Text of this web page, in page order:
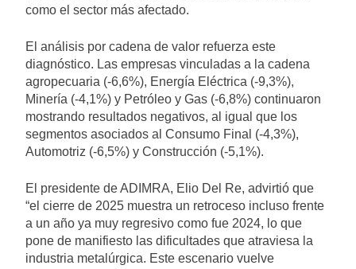
como el sector más afectado.
El análisis por cadena de valor refuerza este
diagnóstico. Las empresas vinculadas a la cadena
agropecuaria (-6,6%), Energía Eléctrica (-9,3%),
Minería (-4,1%) y Petróleo y Gas (-6,8%) continuaron
mostrando resultados negativos, al igual que los
segmentos asociados al Consumo Final (-4,3%),
Automotriz (-6,5%) y Construcción (-5,1%).
El presidente de ADIMRA, Elio Del Re, advirtió que
“el cierre de 2025 muestra un retroceso incluso frente
a un año ya muy regresivo como fue 2024, lo que
pone de manifiesto las dificultades que atraviesa la
industria metalúrgica. Este escenario vuelve